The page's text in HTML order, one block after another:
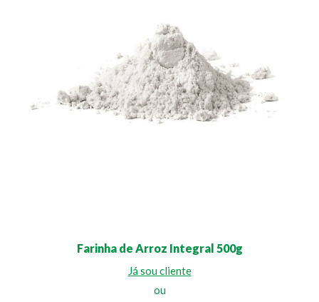
Farinha de Arroz Integral 500g
Já sou cliente
ou